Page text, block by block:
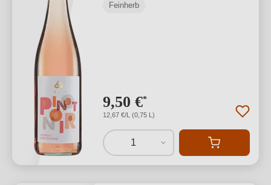
Feinherb
9,50 €*
12,67 €/L (0,75 L)
1